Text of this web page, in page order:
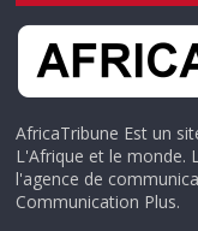
AfricaTribune Est un
L'Afrique et le monde.
l'agence de
Communication Plus.